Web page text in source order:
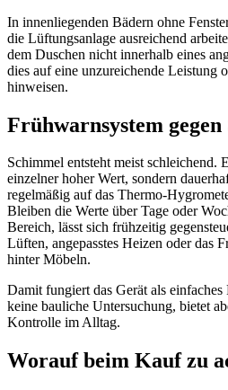
In innenliegenden Bädern ohne
die Lüftungsanlage ausreichend
dem Duschen nicht innerhalb eines
dies auf eine unzureichende Leistung
hinweisen.
Frühwarnsystem gegen
Schimmel entsteht meist schleichend.
einzelner hoher Wert, sondern
regelmäßig auf das Thermo-
Bleiben die Werte über Tage oder
Bereich, lässt sich frühzeitig
Lüften, angepasstes Heizen oder das
hinter Möbeln.
Damit fungiert das Gerät als einfaches
keine bauliche Untersuchung, bietet
Kontrolle im Alltag.
Worauf beim Kauf zu